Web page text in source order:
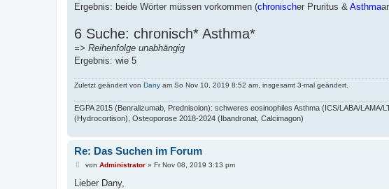
Ergebnis: beide Wörter müssen vorkommen (chronischer Pruritus & Asthma
6 Suche: chronisch* Asthma*
=> Reihenfolge unabhängig
Ergebnis: wie 5
Zuletzt geändert von Dany am So Nov 10, 2019 8:52 am, insgesamt 3-mal geändert.
EGPA 2015 (Benralizumab, Prednisolon): schweres eosinophiles Asthma (ICS/LABA/
(Hydrocortison), Osteoporose 2018-2024 (Ibandronat, Calcimagon)
Re: Das Suchen im Forum
B
i
von Administrator» Fr Nov 08, 2019 3:13 pm
Lieber Dany,